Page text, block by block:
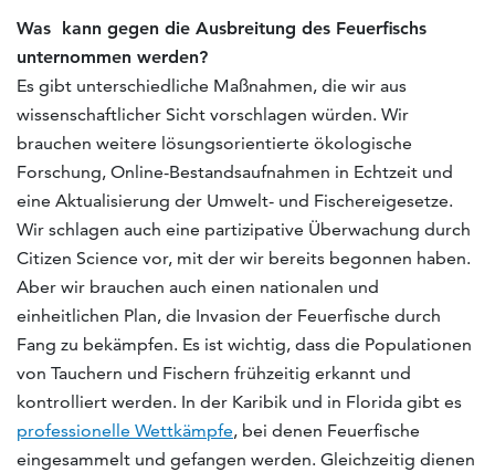
Was kann gegen die Ausbreitung des Feuerfischs
unternommen werden?
Es gibt unterschiedliche Maßnahmen, die wir aus
wissenschaftlicher Sicht vorschlagen würden. Wir
brauchen weitere lösungsorientierte ökologische
Forschung, Online-Bestandsaufnahmen in Echtzeit und
eine Aktualisierung der Umwelt- und Fischereigesetze.
Wir schlagen auch eine partizipative Überwachung durch
Citizen Science vor, mit der wir bereits begonnen haben.
Aber wir brauchen auch einen nationalen und
einheitlichen Plan, die Invasion der Feuerfische durch
Fang zu bekämpfen. Es ist wichtig, dass die Populationen
von Tauchern und Fischern frühzeitig erkannt und
kontrolliert werden. In der Karibik und in Florida gibt es
professionelle Wettkämpfe, bei denen Feuerfische
eingesammelt und gefangen werden. Gleichzeitig dienen